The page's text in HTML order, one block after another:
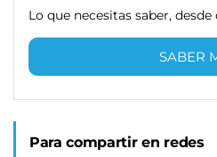
Lo que necesitas saber,
SABER
Para compartir en redes